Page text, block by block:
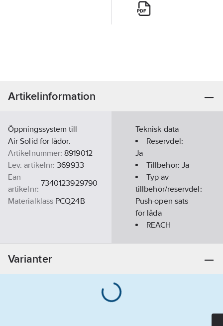
Artikelinformation
Öppningssystem till
Air Solid för lådor.
Artikelnummer: 8919012
Lev. artikelnr: 369933
Ean
artikelnr:
7340123929790
Materialklass PCQ24B
Teknisk data
Reservdel:
Ja
Tillbehör: Ja
Typ av
tillbehör/reservdel:
Push-open sats
för låda
REACH
60/100C/100D
Varianter